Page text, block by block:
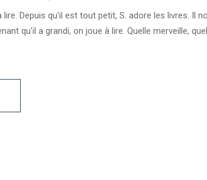
lire. Depuis qu'il est tout petit, S. adore les livres. Il
qu'il a grandi, on joue à lire. Quelle merveille,